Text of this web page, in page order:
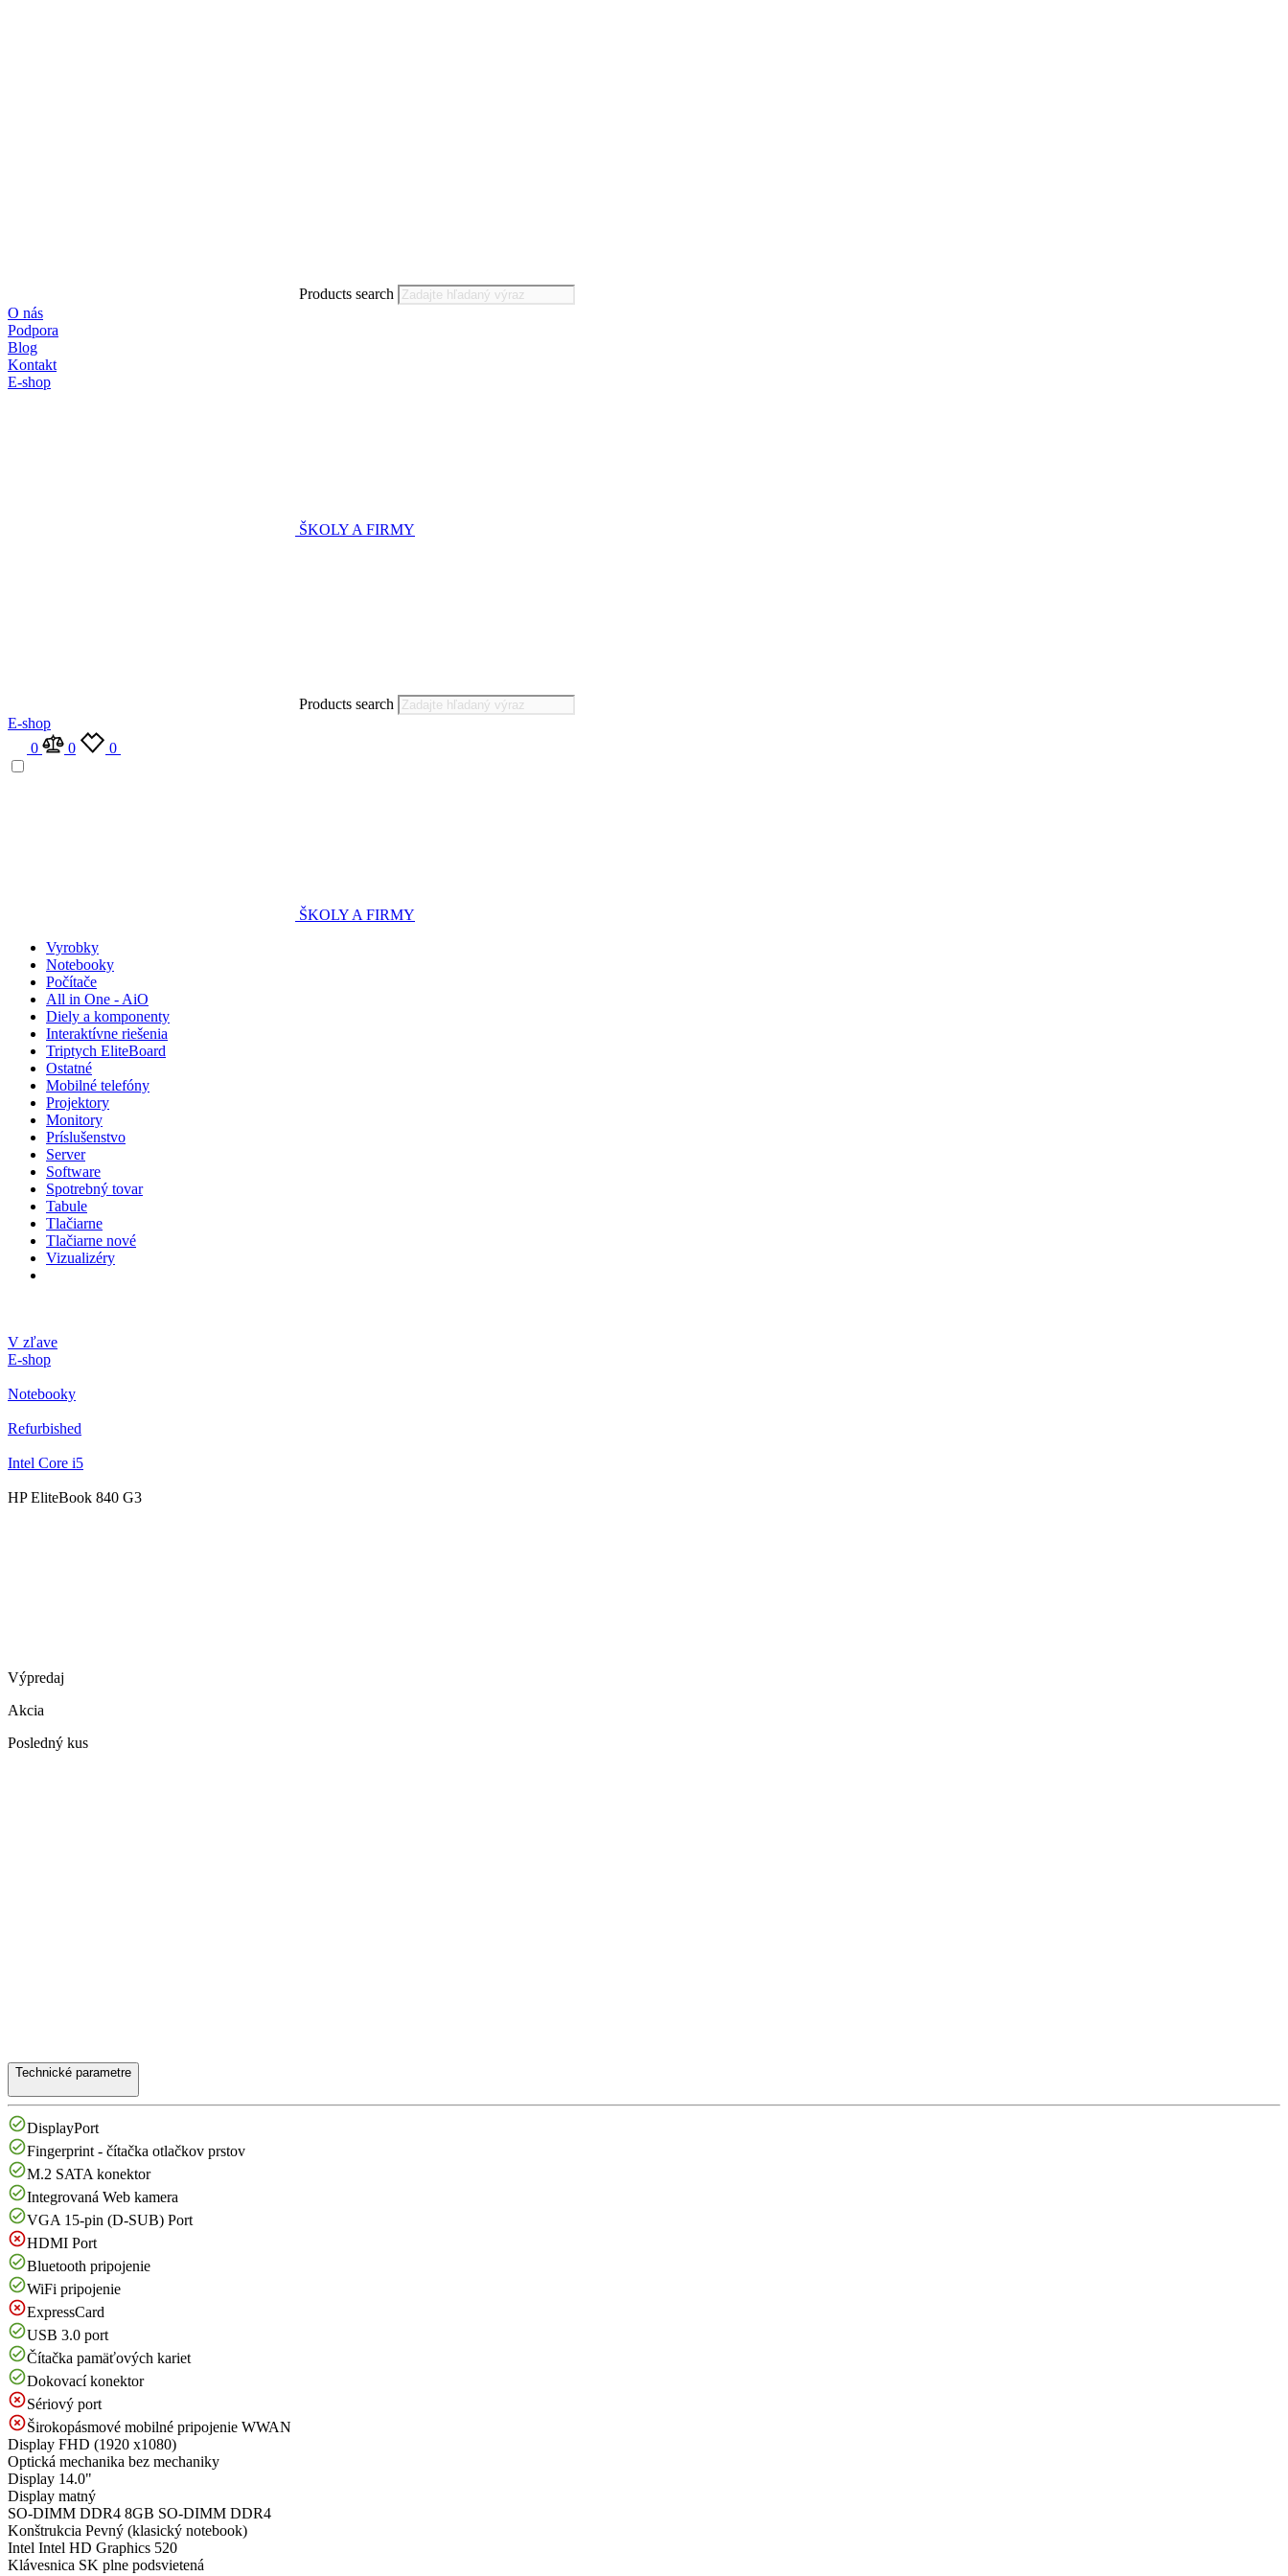
Products search
O nás
Podpora
Blog
Kontakt
E-shop
ŠKOLY A FIRMY
Products search
E-shop
0
0 0
ŠKOLY A FIRMY
Vyrobky
Notebooky
Počítače
All in One - AiO
Diely a komponenty
Interaktívne riešenia
Triptych EliteBoard
Ostatné
Mobilné telefóny
Projektory
Monitory
Príslušenstvo
Server
Software
Spotrebný tovar
Tabule
Tlačiarne
Tlačiarne nové
Vizualizéry
V zľave
E-shop
Notebooky
Refurbished
Intel Core i5
HP EliteBook 840 G3
Výpredaj
Akcia
Posledný kus
Technické parametre
DisplayPort
Fingerprint - čítačka otlačkov prstov
M.2 SATA konektor
Integrovaná Web kamera
VGA 15-pin (D-SUB) Port
HDMI Port
Bluetooth pripojenie
WiFi pripojenie
ExpressCard
USB 3.0 port
Čítačka pamäťových kariet
Dokovací konektor
Sériový port
Širokopásmové mobilné pripojenie WWAN
Display FHD (1920 x1080)
Optická mechanika bez mechaniky
Display 14.0"
Display matný
SO-DIMM DDR4 8GB SO-DIMM DDR4
Konštrukcia Pevný (klasický notebook)
Intel Intel HD Graphics 520
Klávesnica SK plne podsvietená